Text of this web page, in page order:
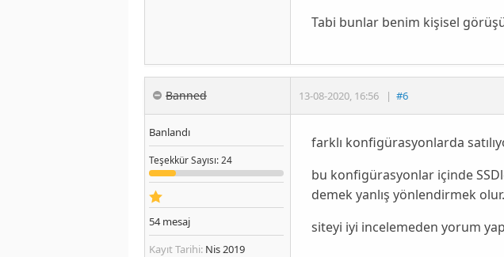
Tabi bunlar benim kişisel
Banned 13-08-2020, 16:56 | #6
Banlandı
TeşekkürSayısı: 24
54mesaj
Kayıt Tarihi: Nis 2019
farklı konfigürasyonlarda
bu konfigürasyonlar içinde
demek yanlış yönlendirmek olur.
siteyi iyi incelemeden yorum